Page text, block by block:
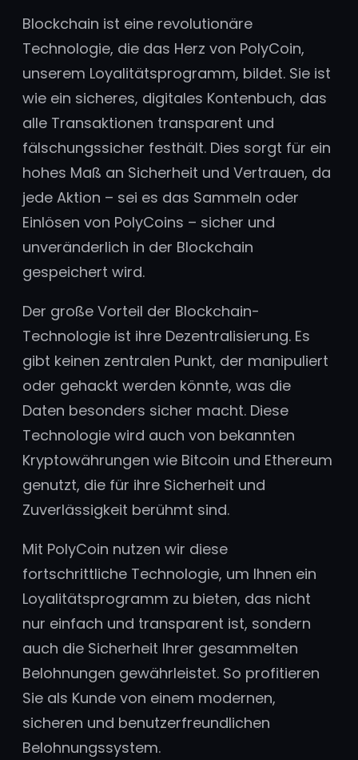
Blockchain ist eine revolutionäre
Technologie, die das Herz von PolyCoin,
unserem Loyalitätsprogramm, bildet. Sie ist
wie ein sicheres, digitales Kontenbuch, das
alle Transaktionen transparent und
fälschungssicher festhält. Dies sorgt für ein
hohes Maß an Sicherheit und Vertrauen, da
jede Aktion – sei es das Sammeln oder
Einlösen von PolyCoins – sicher und
unveränderlich in der Blockchain
gespeichert wird.
Der große Vorteil der Blockchain-
Technologie ist ihre Dezentralisierung. Es
gibt keinen zentralen Punkt, der manipuliert
oder gehackt werden könnte, was die
Daten besonders sicher macht. Diese
Technologie wird auch von bekannten
Kryptowährungen wie Bitcoin und Ethereum
genutzt, die für ihre Sicherheit und
Zuverlässigkeit berühmt sind.
Mit PolyCoin nutzen wir diese
fortschrittliche Technologie, um Ihnen ein
Loyalitätsprogramm zu bieten, das nicht
nur einfach und transparent ist, sondern
auch die Sicherheit Ihrer gesammelten
Belohnungen gewährleistet. So profitieren
Sie als Kunde von einem modernen,
sicheren und benutzerfreundlichen
Belohnungssystem.